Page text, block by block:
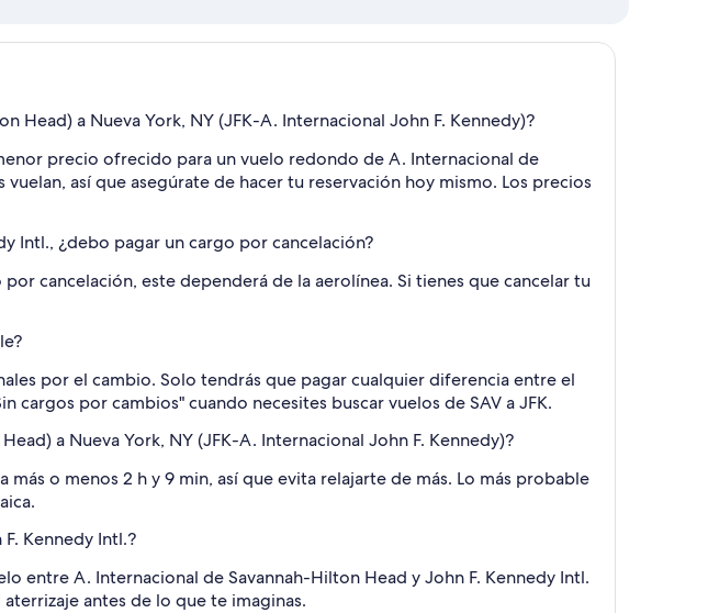
Head) a Nueva York, NY (JFK-A. Internacional John F. Kennedy)?
precio ofrecido para un vuelo redondo de A. Internacional de
así que asegúrate de hacer tu reservación hoy mismo. Los precios
Intl., ¿debo pagar un cargo por cancelación?
cancelación, este dependerá de la aerolínea. Si tienes que cancelar tu
por el cambio. Solo tendrás que pagar cualquier diferencia entre el
cargos por cambios" cuando necesites buscar vuelos de SAV a JFK.
a Nueva York, NY (JFK-A. Internacional John F. Kennedy)?
o menos 2 h y 9 min, así que evita relajarte de más. Lo más probable
Kennedy Intl.?
entre A. Internacional de Savannah-Hilton Head y John F. Kennedy Intl.
antes de lo que te imaginas.